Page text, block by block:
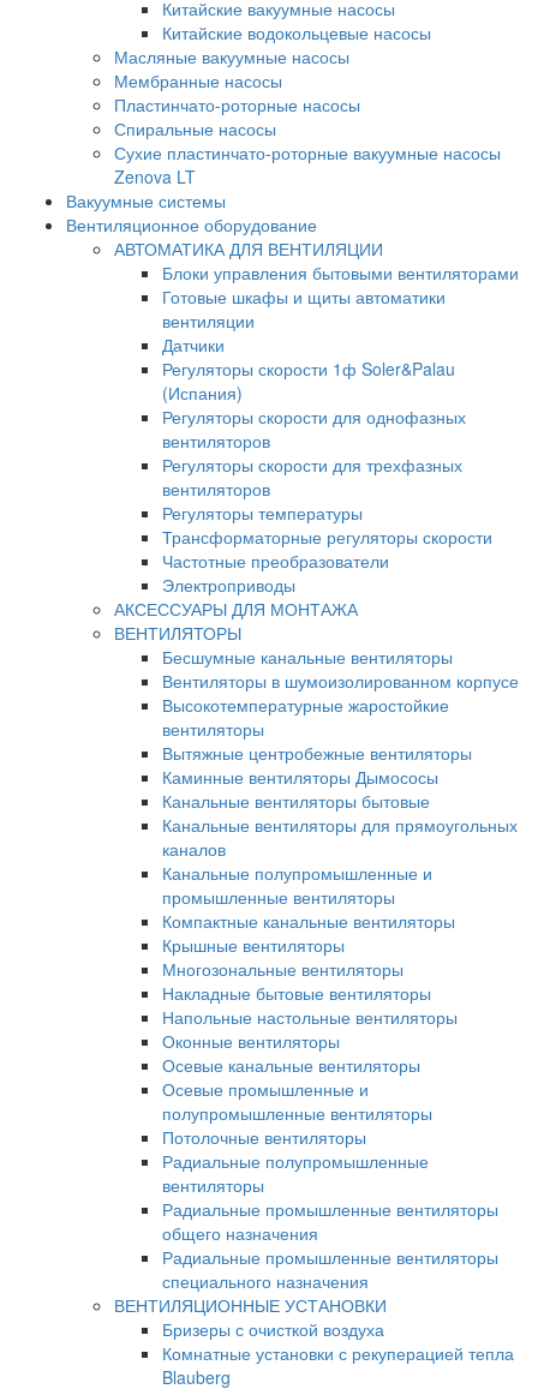
Китайские вакуумные насосы
Китайские водокольцевые насосы
Масляные вакуумные насосы
Мембранные насосы
Пластинчато-роторные насосы
Спиральные насосы
Сухие пластинчато-роторные вакуумные насосы
Zenova LT
Вакуумные системы
Вентиляционное оборудование
АВТОМАТИКА ДЛЯ ВЕНТИЛЯЦИИ
Блоки управления бытовыми вентиляторами
Готовые шкафы и щиты автоматики
вентиляции
Датчики
Регуляторы скорости 1ф Soler&Palau
(Испания)
Регуляторы скорости для однофазных
вентиляторов
Регуляторы скорости для трехфазных
вентиляторов
Регуляторы температуры
Трансформаторные регуляторы скорости
Частотные преобразователи
Электроприводы
АКСЕССУАРЫ ДЛЯ МОНТАЖА
ВЕНТИЛЯТОРЫ
Бесшумные канальные вентиляторы
Вентиляторы в шумоизолированном корпусе
Высокотемпературные жаростойкие
вентиляторы
Вытяжные центробежные вентиляторы
Каминные вентиляторы Дымососы
Канальные вентиляторы бытовые
Канальные вентиляторы для прямоугольных
каналов
Канальные полупромышленные и
промышленные вентиляторы
Компактные канальные вентиляторы
Крышные вентиляторы
Многозональные вентиляторы
Накладные бытовые вентиляторы
Напольные настольные вентиляторы
Оконные вентиляторы
Осевые канальные вентиляторы
Осевые промышленные и
полупромышленные вентиляторы
Потолочные вентиляторы
Радиальные полупромышленные
вентиляторы
Радиальные промышленные вентиляторы
общего назначения
Радиальные промышленные вентиляторы
специального назначения
ВЕНТИЛЯЦИОННЫЕ УСТАНОВКИ
Бризеры с очисткой воздуха
Комнатные установки с рекуперацией тепла
Blauberg